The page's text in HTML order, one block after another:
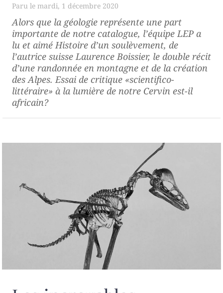
mardi, 1 décembre 2020
Alors que la géologie représente une part
importante de notre catalogue, l’équipe LEP a
lu et aimé Histoire d’un soulèvement, de
l’autrice suisse Laurence Boissier, le double récit
d’une randonnée en montagne et de la création
des Alpes. Essai de critique «scientifico-
littéraire» à la lumière de notre Cervin est-il
africain?